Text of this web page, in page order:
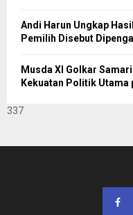
Andi Harun Ungkap
Pemilih Disebut
Musda XI Golkar
Kekuatan Politik Utama
337